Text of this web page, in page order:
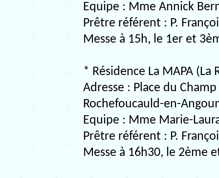
Equipe : Mme Annick
Prêtre référent : P.
Messe à 15h, le 1er et
* Résidence La MAPA (La
Adresse : Place du
Rochefoucauld-en-
Equipe : Mme Marie-
Prêtre référent : P.
Messe à 16h30, le 2ème